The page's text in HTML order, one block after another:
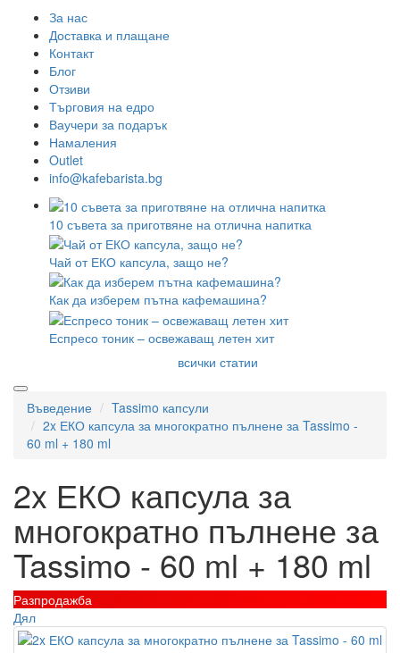
За нас
Доставка и плащане
Контакт
Блог
Отзиви
Търговия на едро
Ваучери за подарък
Намаления
Outlet
info@kafebarista.bg
10 съвета за приготвяне на отлична напитка
Чай от ЕКО капсула, защо не?
Как да изберем пътна кафемашина?
Еспресо тоник – освежаващ летен хит
всички статии
Въведение
Tassimo капсули
2x ЕКО капсула за многократно пълнене за Tassimo -
60 ml + 180 ml
2x ЕКО капсула за
многократно пълнене за
Tassimo - 60 ml + 180 ml
Разпродажба
Дял